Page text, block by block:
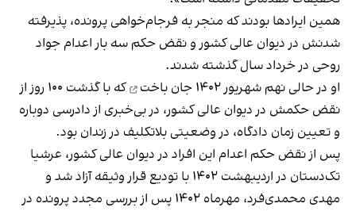
همین ایرادها بودند که منجر به فرجام‌خواهی پرونده، پذیرفته
شدنش در دیوان عالی کشور و نقض حکم سه بار اعدام جواد
روحی در خرداد سال گذشته شدند.
او در حالی نهم شهریور ۱۴۰۲
جان باخت
که با گذشت ۱۰۰ روز از
نقض حکمش در دیوان عالی کشور، در بی‌خبری از دادرسی دوباره
و تعیین زمان دادگاه، در وضعیتی بلاتکلیف در زندان بود.
پس از نقض حکم اعدام این افراد در دیوان عالی کشور، عرشیا
تک‌دستان در اردیبهشت ۱۴۰۲ با تودیع قرار وثیقه آزاد شد و
مهدی محمدی‌فرد، مهرماه ۱۴۰۲ پس از بررسی مجدد پرونده در